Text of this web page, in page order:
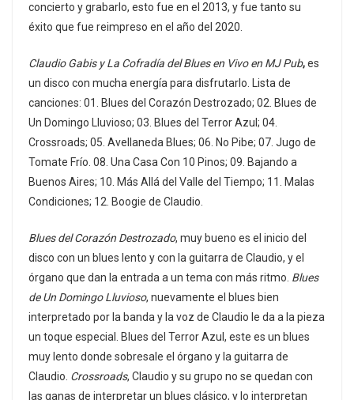
concierto y grabarlo, esto fue en el 2013, y fue tanto su
éxito que fue reimpreso en el año del 2020.
Claudio Gabis y La Cofradía del Blues en Vivo en MJ Pub,es
un disco con mucha energía para disfrutarlo. Lista de
canciones: 01. Blues del Corazón Destrozado; 02. Blues de
Un Domingo Lluvioso; 03. Blues del Terror Azul; 04.
Crossroads; 05. Avellaneda Blues; 06. No Pibe; 07. Jugo de
Tomate Frío. 08. Una Casa Con 10 Pinos; 09. Bajando a
Buenos Aires; 10. Más Allá del Valle del Tiempo; 11. Malas
Condiciones; 12. Boogie de Claudio.
Blues del Corazón Destrozado, muy bueno es el inicio del
disco con un blues lento y con la guitarra de Claudio, y el
órgano que dan la entrada a un tema con más ritmo. Blues
de Un Domingo Lluvioso, nuevamente el blues bien
interpretado por la banda y la voz de Claudio le da a la pieza
un toque especial. Blues del Terror Azul, este es un blues
muy lento donde sobresale el órgano y la guitarra de
Claudio. Crossroads, Claudio y su grupo no se quedan con
las ganas de interpretar un blues clásico, y lo interpretan